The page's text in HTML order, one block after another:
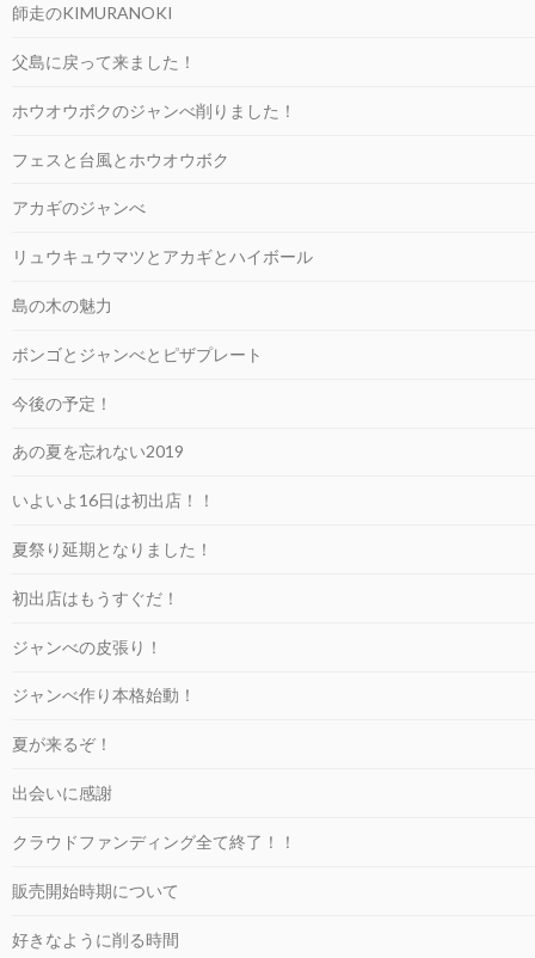
師走のKIMURANOKI
父島に戻って来ました！
ホウオウボクのジャンべ削りました！
フェスと台風とホウオウボク
アカギのジャンべ
リュウキュウマツとアカギとハイボール
島の木の魅力
ボンゴとジャンべとピザプレート
今後の予定！
あの夏を忘れない2019
いよいよ16日は初出店！！
夏祭り延期となりました！
初出店はもうすぐだ！
ジャンべの皮張り！
ジャンべ作り本格始動！
夏が来るぞ！
出会いに感謝
クラウドファンディング全て終了！！
販売開始時期について
好きなように削る時間